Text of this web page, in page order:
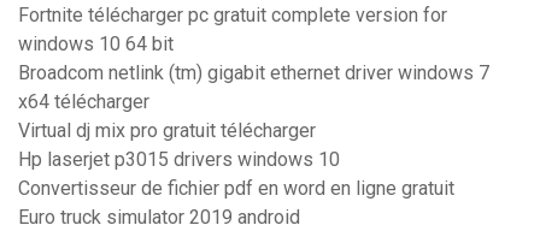
Fortnite télécharger pc gratuit complete version for
windows 10 64 bit
Broadcom netlink (tm) gigabit ethernet driver windows 7
x64 télécharger
Virtual dj mix pro gratuit télécharger
Hp laserjet p3015 drivers windows 10
Convertisseur de fichier pdf en word en ligne gratuit
Euro truck simulator 2019 android